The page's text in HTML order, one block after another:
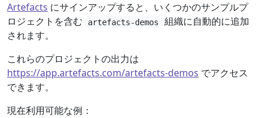
Artefacts にサインアップすると、いくつかのサンプルプ
ロジェクトを含む
artefacts-demos
組織に自動的に追加
されます。
これらのプロジェクトの出力は
https://app.artefacts.com/artefacts-demos でアクセス
できます。
現在利用可能な例：